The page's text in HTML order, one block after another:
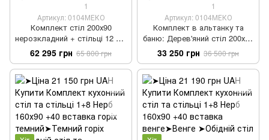
1
Артикул: 0104МЕКО
Комплект стіл 200х90
нерозкладний + стільці 12 шт
дерев'яний під старовину 2
62 295 грн 65 800 грн
1
Артикул: 0104МЕКО
Комплект в альтанку та
баню: Дерев'яний стіл 200х90
см + 4 стільців масив дерева
33 250 грн 36 500 грн